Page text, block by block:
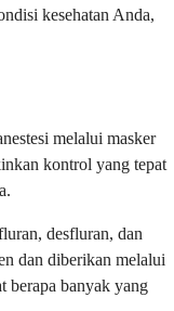
kesehatan Anda,
melalui masker
kontrol yang tepat
desfluran, dan
dan diberikan melalui
berapa banyak yang